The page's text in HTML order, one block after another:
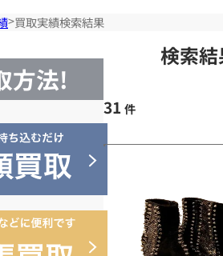
買取実績検索結果
方法!
検索
31 件